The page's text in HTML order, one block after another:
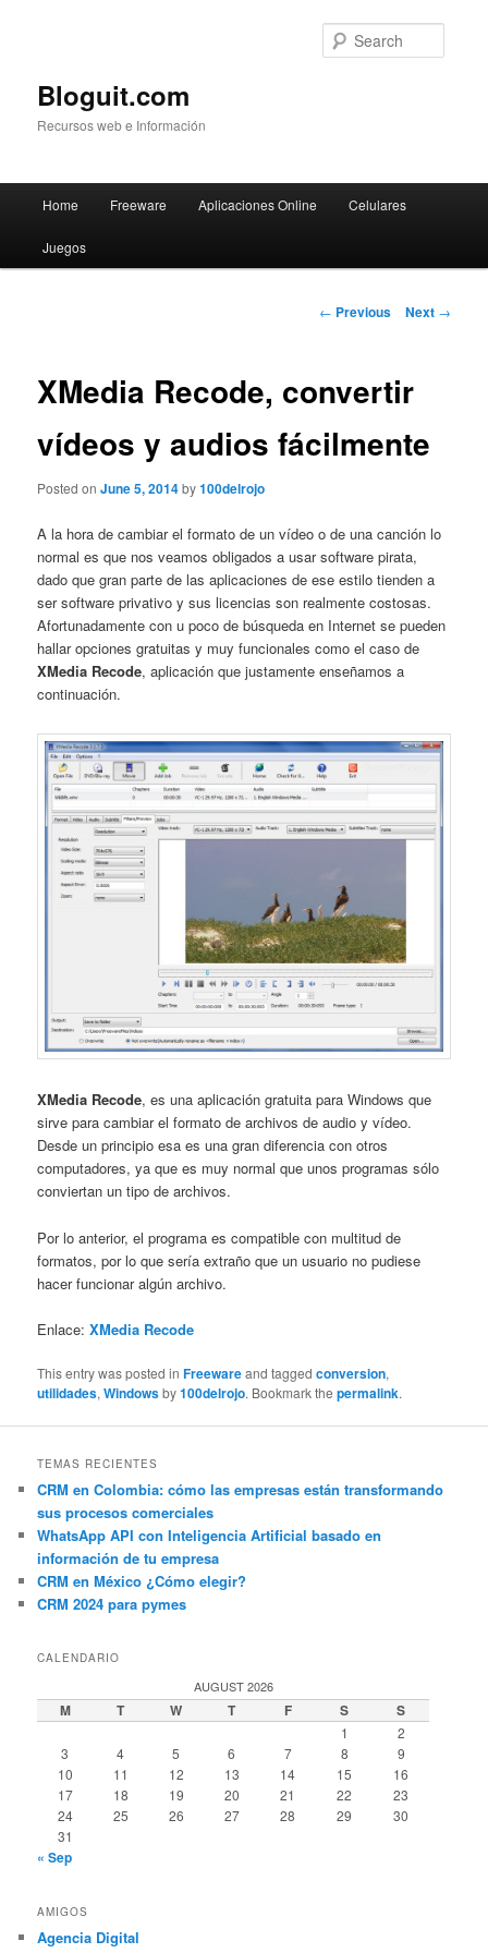
Bloguit.com
Recursos web e Información
Skip
to
Home Freeware Aplicaciones Online Celulares
Juegos
Post
← Previous Next →
XMedia Recode, convertir
vídeos y audios fácilmente
Posted onJune 5, 2014by100delrojo
A la hora de cambiar el formato de un vídeo o de una canción lo
normal es que nos veamos obligados a usar software pirata,
dado que gran parte de las aplicaciones de ese estilo tienden a
ser software privativo y sus licencias son realmente costosas.
Afortunadamente con u poco de búsqueda en Internet se pueden
hallar opciones gratuitas y muy funcionales como el caso de
XMedia Recode, aplicación que justamente enseñamos a
continuación.
XMedia Recode, es una aplicación gratuita para Windows que
sirve para cambiar el formato de archivos de audio y vídeo.
Desde un principio esa es una gran diferencia con otros
computadores, ya que es muy normal que unos programas sólo
conviertan un tipo de archivos.
Por lo anterior, el programa es compatible con multitud de
formatos, por lo que sería extraño que un usuario no pudiese
hacer funcionar algún archivo.
Enlace:XMedia Recode
This entry was posted inFreewareand taggedconversion,
utilidades,Windowsby100delrojo. Bookmark thepermalink.
TEMAS RECIENTES
CRM en Colombia: cómo las empresas están transformando
sus procesos comerciales
WhatsApp API con Inteligencia Artificial basado en
información de tu empresa
CRM en México ¿Cómo elegir?
CRM 2024 para pymes
CALENDARIO
AUGUST 2026
M T W T F S S
1
2
3
4 5 6 7 8
9
10
11 12 13 14 15
16
17
18 19 20 21 22
23
24
25 26 27 28 29
30
31
« Sep
AMIGOS
Agencia Digital